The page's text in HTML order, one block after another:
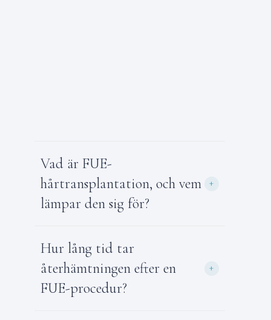
Vad är FUE-
hårtransplantation, och vem
lämpar den sig för?
+
Hur lång tid tar
återhämtningen efter en
FUE-procedur?
+